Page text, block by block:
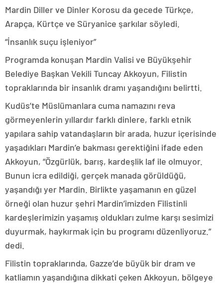
Mardin Diller ve Dinler Korosu da gecede Türkçe,
Arapça, Kürtçe ve Süryanice şarkılar söyledi.
“İnsanlık suçu işleniyor”
Programda konuşan Mardin Valisi ve Büyükşehir
Belediye Başkan Vekili Tuncay Akkoyun, Filistin
topraklarında bir insanlık dramı yaşandığını belirtti.
Kudüs’te Müslümanlara cuma namazını reva
görmeyenlerin yıllardır farklı dinlere, farklı etnik
yapılara sahip vatandaşların bir arada, huzur içerisinde
yaşadıkları Mardin’e bakması gerektiğini ifade eden
Akkoyun, “Özgürlük, barış, kardeşlik laf ile olmuyor.
Bunun icra edildiği, gerçek manada görüldüğü,
yaşandığı yer Mardin. Birlikte yaşamanın en güzel
örneği olan huzur şehri Mardin’imizden Filistinli
kardeşlerimizin yaşamış oldukları zulme karşı sesimizi
duyurmak, haykırmak için bu programı düzenliyoruz.”
dedi.
Filistin topraklarında, Gazze’de büyük bir dram ve
katliamın yaşandığına dikkati çeken Akkoyun, bölgeye